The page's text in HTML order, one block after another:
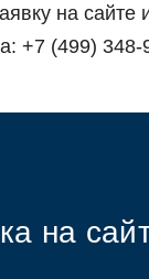
на сайте
+7 (499) 348-
на